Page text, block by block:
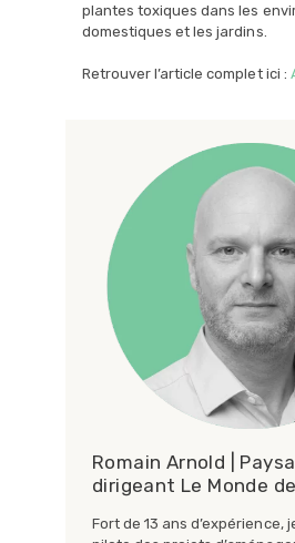
plantes toxiques dans les
domestiques et les jardins.
Retrouver l’article complet ici :
Romain Arnold |
dirigeant Le Monde
Fort de 13 ans d’expérience,